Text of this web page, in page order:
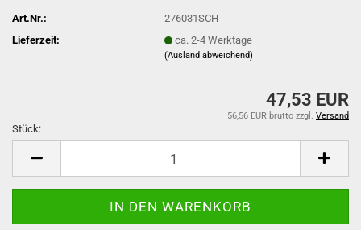
Art.Nr.:
276031SCH
Lieferzeit:
ca. 2-4 Werktage
(Ausland abweichend)
47,53 EUR
56,56 EUR brutto zzgl. Versand
Stück: